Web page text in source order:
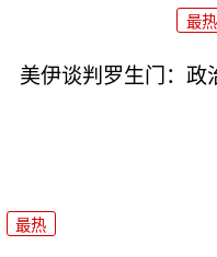
最热
美伊谈判罗生门：政
最热